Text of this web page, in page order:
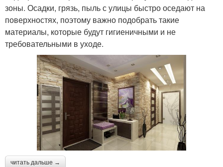
зоны. Осадки, грязь, пыль с улицы быстро оседают на
поверхностях, поэтому важно подобрать такие
материалы, которые будут гигиеничными и не
требовательными в уходе.
читать дальше →